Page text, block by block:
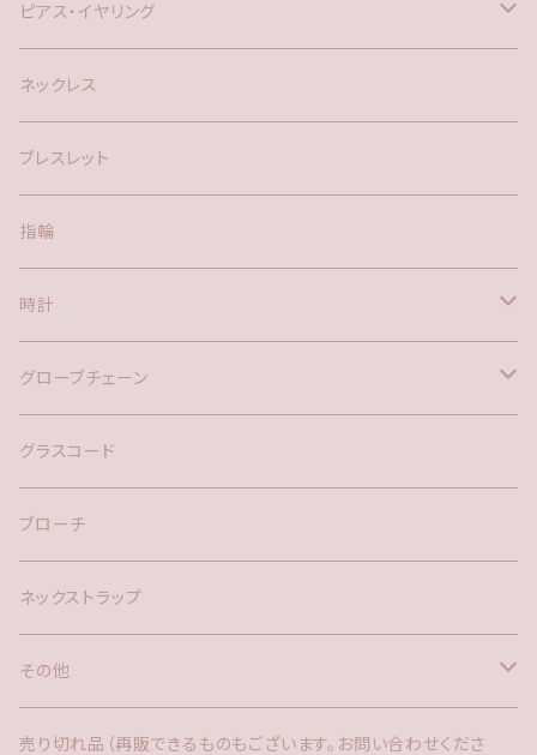
ピアス・イヤリング
silver925
アメリカン
ポスト
ネックレス
ブレスレット
指輪
時計
バックチャーム
ネックレス
グローブチェーン
バックチャーム
グラスコード
ブローチ
ネックストラップ
その他
バックチャーム
売り切れ品（再販できるものもございます。お問い合わせくださ